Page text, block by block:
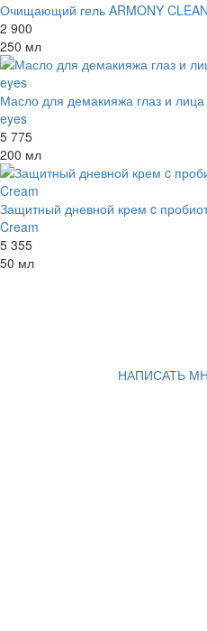
Очищающий гель ARMONY
2 900
250 мл
Масло для демакияжа глаз и
eyes
5 775
200 мл
Защитный дневной крем c
Cream
5 355
50 мл
НАПИСАТЬ